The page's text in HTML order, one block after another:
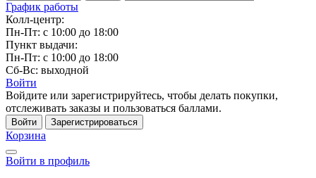
График работы
Колл-центр:
Пн-Пт: с 10:00 до 18:00
Пункт выдачи:
Пн-Пт: с 10:00 до 18:00
Сб-Вс: выходной
Войти
Войдите или зарегистрируйтесь, чтобы делать покупки,
отслеживать заказы и пользоваться баллами.
Войти Зарегистрироваться
Корзина
Войти в профиль